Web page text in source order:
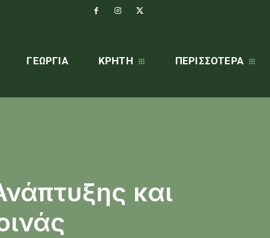
ΓΕΩΡΓΊΑ ΚΡΗΤΗ ΠΕΡΙΣΣΌΤΕΡΑ
και